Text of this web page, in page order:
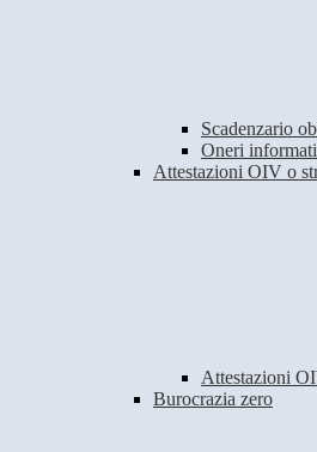
Scadenzario
Oneri
Attestazioni OIV o
Attestazioni
Burocrazia zero